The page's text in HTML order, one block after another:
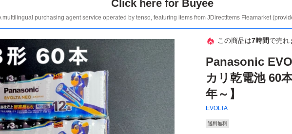
Click here for Buyee
multilingual purchasing agent service operated by tenso, featuring items from JDirectItems Fleamarket
この商品は7時間で売れ
Panasonic
カリ乾電池 60
年～】
EVOLTA
送料無料